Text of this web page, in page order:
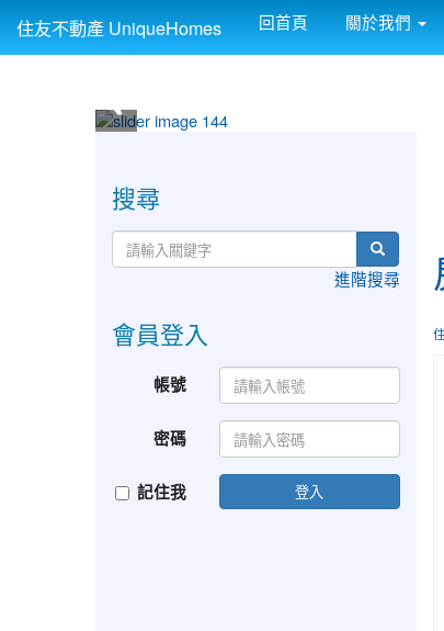
住友不動產 UniqueHomes 回首頁 關於我們
搜尋
進階搜尋
會員登入
帳號
密碼
記住我 登入